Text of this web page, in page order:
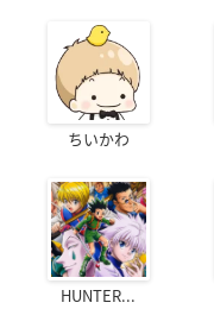
ちいかわ
HUNTER...